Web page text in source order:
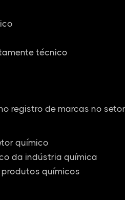
técnico
registro de marcas no
químico
da indústria química
químicos